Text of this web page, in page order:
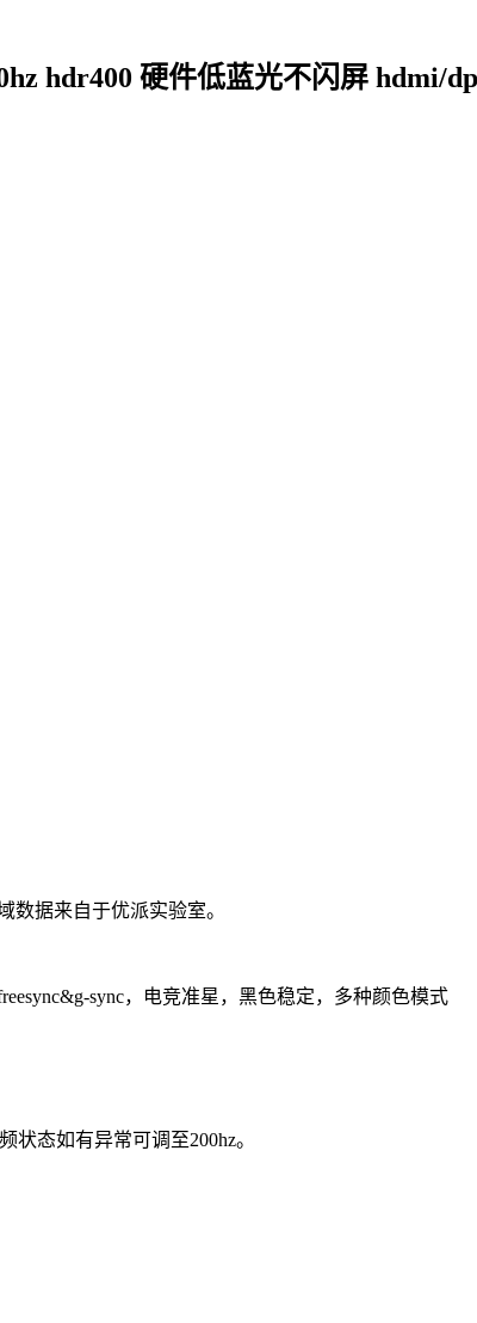
hdr400 硬件低蓝光不闪屏 hdmi/
数据来自于优派实验室。
sync，电竞准星，黑色稳定，多种颜色模式
状态如有异常可调至200hz。